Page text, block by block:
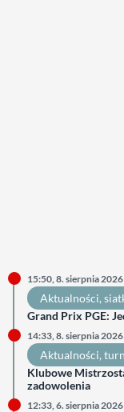
15:50, 8. sierpnia 2026
Aktualności,
Grand Prix PGE:
14:33, 8. sierpnia 2026
Aktualności,
Klubowe
zadowolenia
12:33, 6. sierpnia 2026